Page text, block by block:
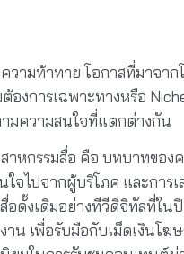
ามท้าทาย โอกาสที่มาจาก
งการเฉพาะทางหรือ
มความสนใจที่แตกต่างกัน
าหกรรมสื่อ คือ บทบาทของ
จไปจากผู้บริโภค และการ
อดั้งเดิมอย่างทีวีดิจิทัลที่ใน
าน เพื่อรับมือกับเม็ดเงินโ